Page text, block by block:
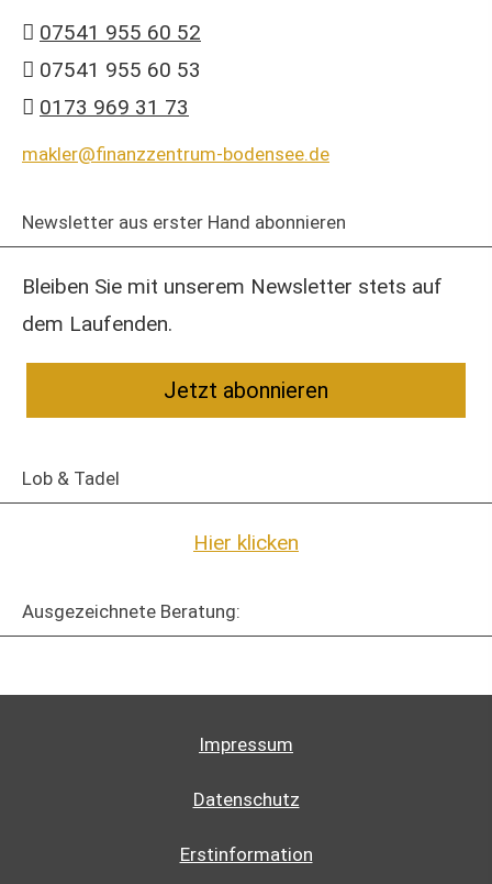
07541 955 60 52
07541 955 60 53
0173 969 31 73
makler@finanzzentrum-bodensee.de
Newsletter aus erster Hand abonnieren
Bleiben Sie mit unserem Newsletter stets auf
dem Laufenden.
Jetzt abonnieren
Lob & Tadel
Hier klicken
Ausgezeichnete Beratung:
Impressum
Datenschutz
Erstinformation